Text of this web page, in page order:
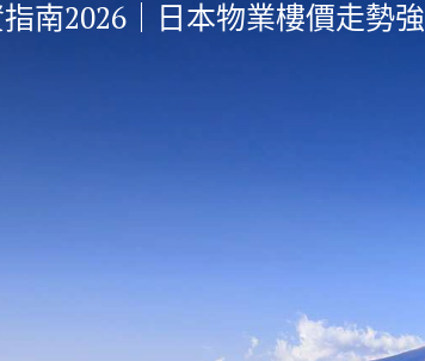
南2026｜日本物業樓價走勢強